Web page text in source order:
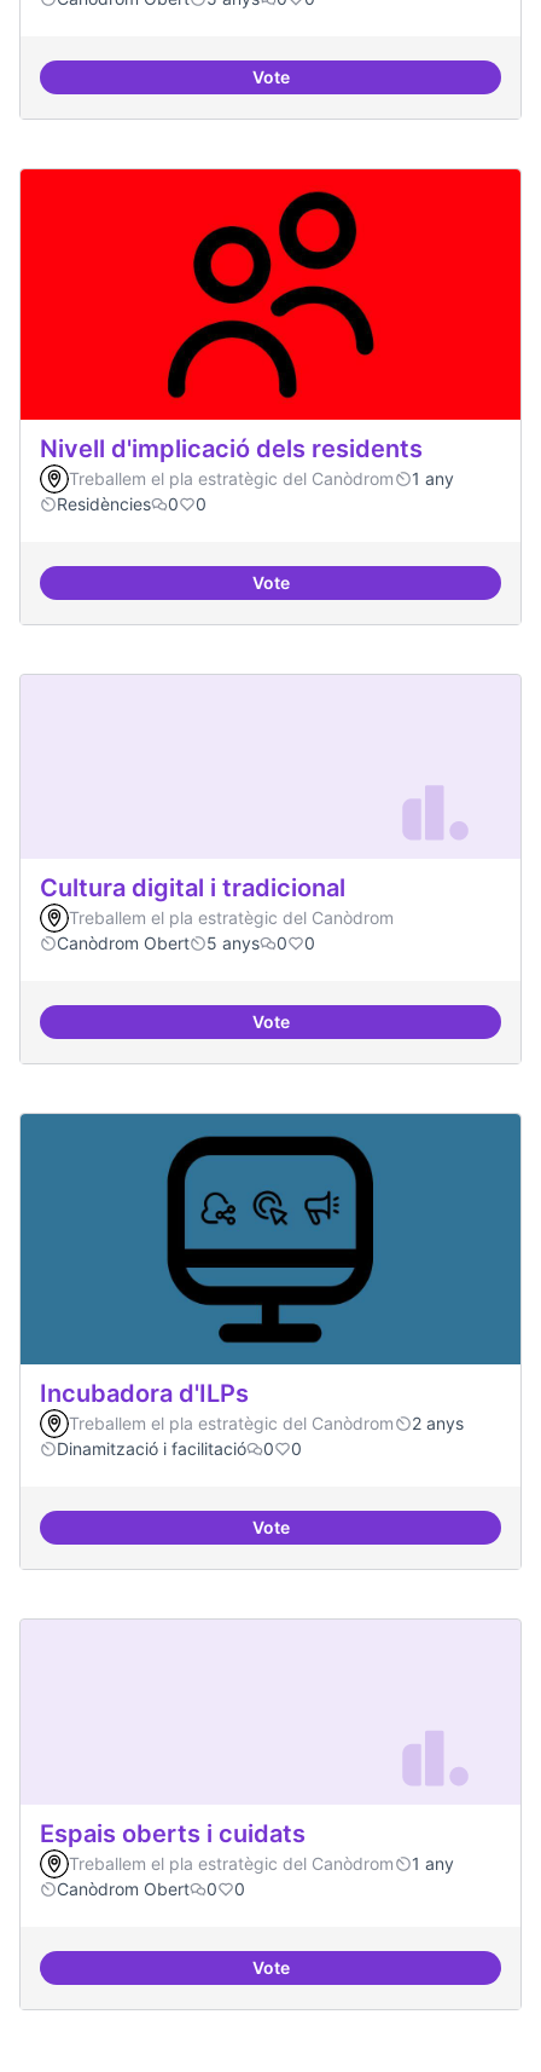
VoteRefugi en cas d'un tall a internet
Nivell d'implicació dels residents
Treballem el pla estratègic del Canòdrom
1 any
Residències
0 0
VoteNivell d'implicació dels residents
Cultura digital i tradicional
Treballem el pla estratègic del Canòdrom
Canòdrom Obert
5 anys 0 0
VoteCultura digital i tradicional
Incubadora d'ILPs
Treballem el pla estratègic del Canòdrom
2 anys
Dinamització i facilitació
0 0
VoteIncubadora d'ILPs
Espais oberts i cuidats
Treballem el pla estratègic del Canòdrom
1 any
Canòdrom Obert
0 0
VoteEspais oberts i cuidats